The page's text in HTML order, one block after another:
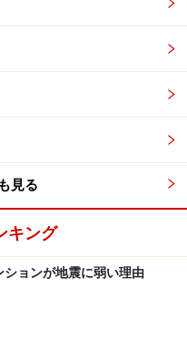
分離
す（【図1-B】）。
族のプライベートゾー
にある引き戸を閉めて
ねなくお教室を開くこ
見る
キング
ションが地震に弱い理由